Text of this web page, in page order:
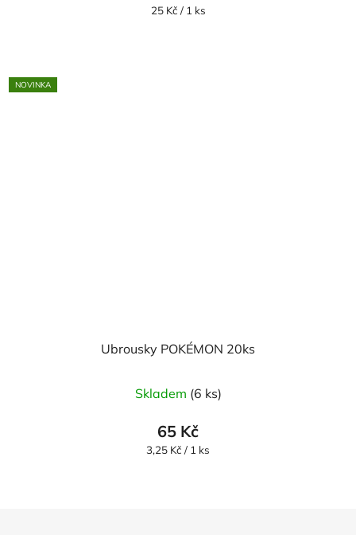
Měrná
25 Kč / 1 ks
NOVINKA
Ubrousky POKÉMON 20ks
Skladem (6 ks)
65 Kč
Měrná
3,25 Kč / 1 ks